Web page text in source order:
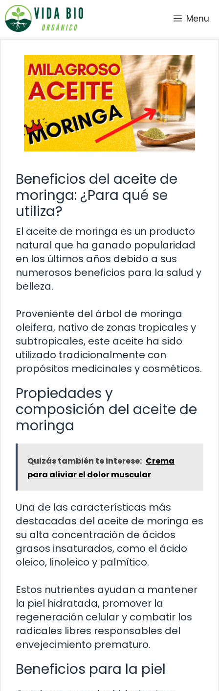
Saltar
al
contenido
Menu
Beneficios del aceite de
moringa: ¿Para qué se
utiliza?
El aceite de moringa es un producto
natural que ha ganado popularidad
en los últimos años debido a sus
numerosos beneficios para la salud y
belleza.
Proveniente del árbol de moringa
oleifera, nativo de zonas tropicales y
subtropicales, este aceite ha sido
utilizado tradicionalmente con
propósitos medicinales y cosméticos.
Propiedades y
composición del aceite de
moringa
Quizás también te interese: Crema
para aliviar el dolor muscular
Una de las características más
destacadas del aceite de moringa es
su alta concentración de ácidos
grasos insaturados, como el ácido
oleico, linoleico y palmítico.
Estos nutrientes ayudan a mantener
la piel hidratada, promover la
regeneración celular y combatir los
radicales libres responsables del
envejecimiento prematuro.
Beneficios para la piel